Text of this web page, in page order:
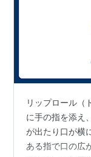
リップロール（
に手の指を添え
が出たり口が横
ある指で口の広